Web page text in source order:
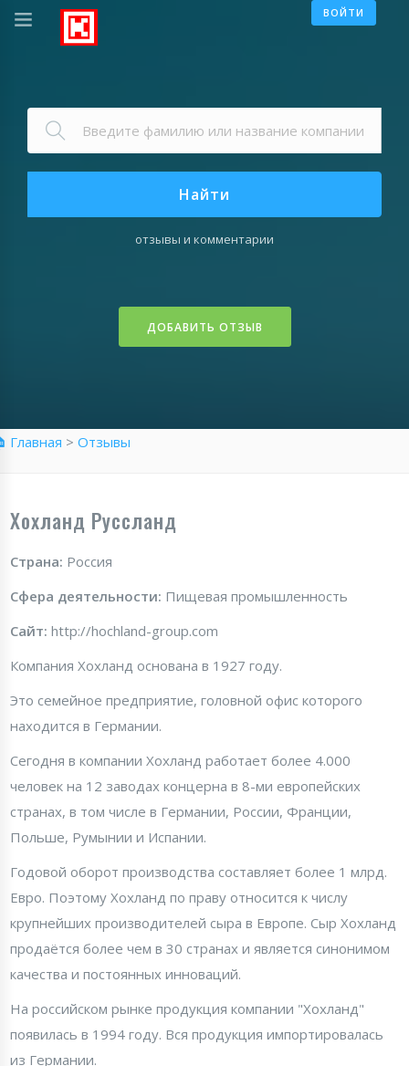
ВОЙТИ
Найти
отзывы и комментарии
ДОБАВИТЬ ОТЗЫВ
Главная > Отзывы
Хохланд Руссланд
Страна: Россия
Сфера деятельности: Пищевая промышленность
Сайт: http://hochland-group.com
Компания Хохланд основана в 1927 году.
Это семейное предприятие, головной офис которого
находится в Германии.
Сегодня в компании Хохланд работает более 4.000
человек на 12 заводах концерна в 8-ми европейских
странах, в том числе в Германии, России, Франции,
Польше, Румынии и Испании.
Годовой оборот производства составляет более 1 млрд.
Евро. Поэтому Хохланд по праву относится к числу
крупнейших производителей сыра в Европе. Сыр Хохланд
продаётся более чем в 30 странах и является синонимом
качества и постоянных инноваций.
На российском рынке продукция компании "Хохланд"
появилась в 1994 году. Вся продукция импортировалась
из Германии.